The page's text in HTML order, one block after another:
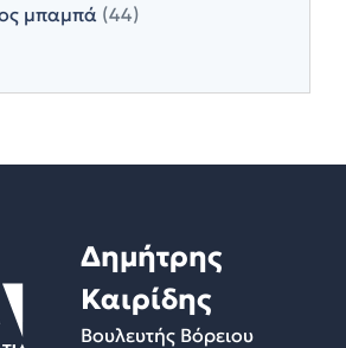
μπαμπά (44)
Δημήτρης
Καιρίδης
Βουλευτής Βόρειου